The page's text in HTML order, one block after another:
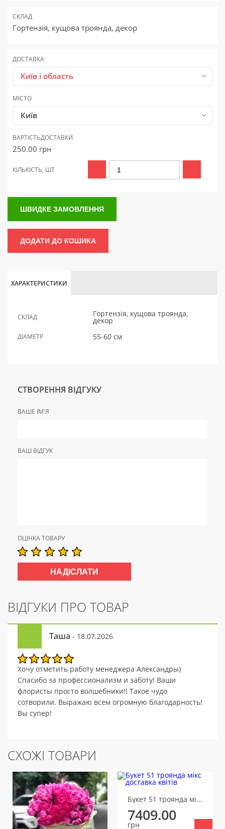
СКЛАД
Гортензія, кущова троянда, декор
ДОСТАВКА
Київ і область
МІСТО
Київ
ВАРТІСТЬДОСТАВКИ
250.00 грн
КІЛЬКІСТЬ, ШТ
ШВИДКЕ ЗАМОВЛЕННЯ
ДОДАТИ ДО КОШИКА
ХАРАКТЕРИСТИКИ
СКЛАД Гортензія, кущова троянда,
декор
ДІАМЕТР 55-60 см
СТВОРЕННЯ ВІДГУКУ
ВАШЕ ІМ'Я
ВАШ ВІДГУК
ОЦІНКА ТОВАРУ
ВІДГУКИ ПРО ТОВАР
Таша - 18.07.2026
Хочу отметить работу менеджера Александры)
Спасибо за профессионализм и заботу! Ваши
флористы просто волшебники!! Такое чудо
сотворили. Выражаю всем огромную благодарность!
Вы супер!
СХОЖІ ТОВАРИ
Букет 51 троянда мікс
7409.00
грн